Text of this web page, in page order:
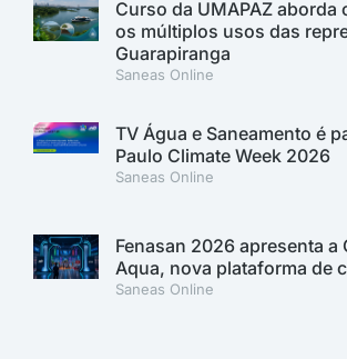
Curso da UMAPAZ aborda
os múltiplos usos das
Guarapiranga
Saneas Online
TV Água e Saneamento é
Paulo Climate Week 2026
Saneas Online
Fenasan 2026 apresenta a
Aqua, nova plataforma de
Saneas Online